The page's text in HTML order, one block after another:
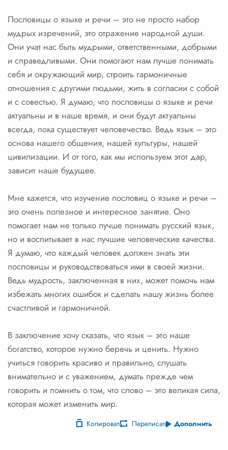
Пословицы о языке и речи – это не просто набор
мудрых изречений, это отражение народной души.
Они учат нас быть мудрыми, ответственными, добрыми
и справедливыми. Они помогают нам лучше понимать
себя и окружающий мир, строить гармоничные
отношения с другими людьми, жить в согласии с собой
и с совестью. Я думаю, что пословицы о языке и речи
актуальны и в наше время, и они будут актуальны
всегда, пока существует человечество. Ведь язык – это
основа нашего общения, нашей культуры, нашей
цивилизации. И от того, как мы используем этот дар,
зависит наше будущее.
Мне кажется, что изучение пословиц о языке и речи –
это очень полезное и интересное занятие. Оно
помогает нам не только лучше понимать русский язык,
но и воспитывает в нас лучшие человеческие качества.
Я думаю, что каждый человек должен знать эти
пословицы и руководствоваться ими в своей жизни.
Ведь мудрость, заключенная в них, может помочь нам
избежать многих ошибок и сделать нашу жизнь более
счастливой и гармоничной.
В заключение хочу сказать, что язык – это наше
богатство, которое нужно беречь и ценить. Нужно
учиться говорить красиво и правильно, слушать
внимательно и с уважением, думать прежде чем
говорить и помнить о том, что слово – это великая сила,
которая может изменить мир.
Копировать Переписать Дополнить